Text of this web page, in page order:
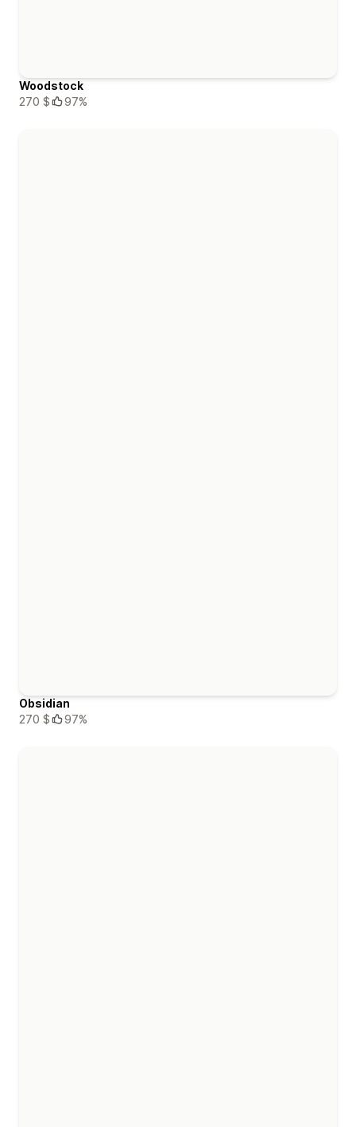
Woodstock
270 $
97%
Obsidian
270 $
97%